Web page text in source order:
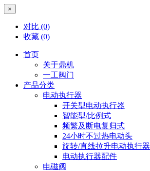
×
对比 (0)
收藏 (0)
首页
关于鼎机
一工阀门
产品分类
电动执行器
开关型电动执行器
智能型/比例式
频繁及断电复归式
24小时不过热电动头
旋转/直线拉升电动执行器
电动执行器配件
电磁阀